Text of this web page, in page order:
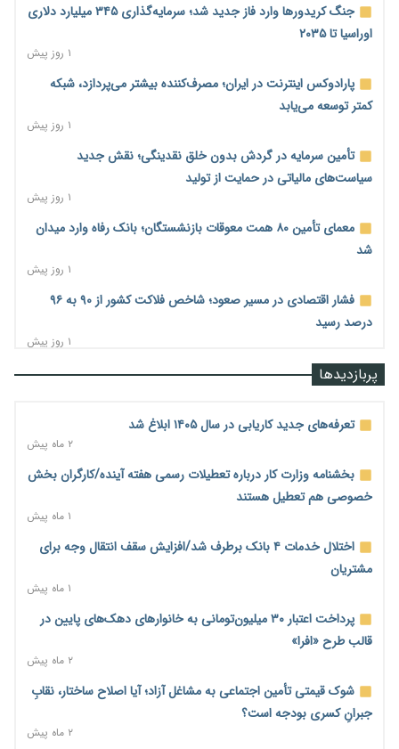
جنگ کریدورها وارد فاز جدید شد؛ سرمایه‌گذاری ۳۴۵ میلیارد دلاری
اوراسیا تا ۲۰۳۵
۱ روز پیش
پارادوکس اینترنت در ایران؛ مصرف‌کننده بیشتر می‌پردازد، شبکه
کمتر توسعه می‌یابد
۱ روز پیش
تأمین سرمایه در گردش بدون خلق نقدینگی؛ نقش جدید
سیاست‌های مالیاتی در حمایت از تولید
۱ روز پیش
معمای تأمین ۸۰ همت معوقات بازنشستگان؛ بانک رفاه وارد میدان
شد
۱ روز پیش
فشار اقتصادی در مسیر صعود؛ شاخص فلاکت کشور از ۹۰ به ۹۶
درصد رسید
۱ روز پیش
رشد ۷۵ هزار میلیاردی بازار خرید اعتباری؛ فین‌تک‌ها وارد میدان
آغاز اجرای پایلوت «ردا کارت» برای دانشجویان تحصیلات تکمیلی
۱ روز پیش
محدودیت تازه برای شبکه بانکی؛ افزایش سپرده قانونی با هدف
کنترل تورم
۱ روز پیش
ترمز تولید خودرو کشیده شد؛ افت ۲۵ درصدی تیراژ ایران‌خودرو،
سایپا و پارس‌خودرو
۱ روز پیش
بنگاه‌داری بانک‌ها؛ مانع بزرگ خانه‌دار شدن مستأجران
نماینده مجلس: توسعه مرزهای زمینی به راهبرد تأمین کالاهای
پربازدیدها
تعرفه‌های جدید کاریابی در سال ۱۴۰۵ ابلاغ شد
۲ ماه پیش
بخشنامه وزارت کار درباره تعطیلات رسمی هفته آینده/کارگران بخش
خصوصی هم تعطیل هستند
۱ ماه پیش
اختلال خدمات ۴ بانک برطرف شد/افزایش سقف انتقال وجه برای
مشتریان
۱ ماه پیش
پرداخت اعتبار ۳۰ میلیون‌تومانی به خانوارهای دهک‌های پایین در
قالب طرح «افرا»
۲ ماه پیش
شوک قیمتی تأمین اجتماعی به مشاغل آزاد؛ آیا اصلاح ساختار، نقابِ
جبرانِ کسری بودجه است؟
۲ ماه پیش